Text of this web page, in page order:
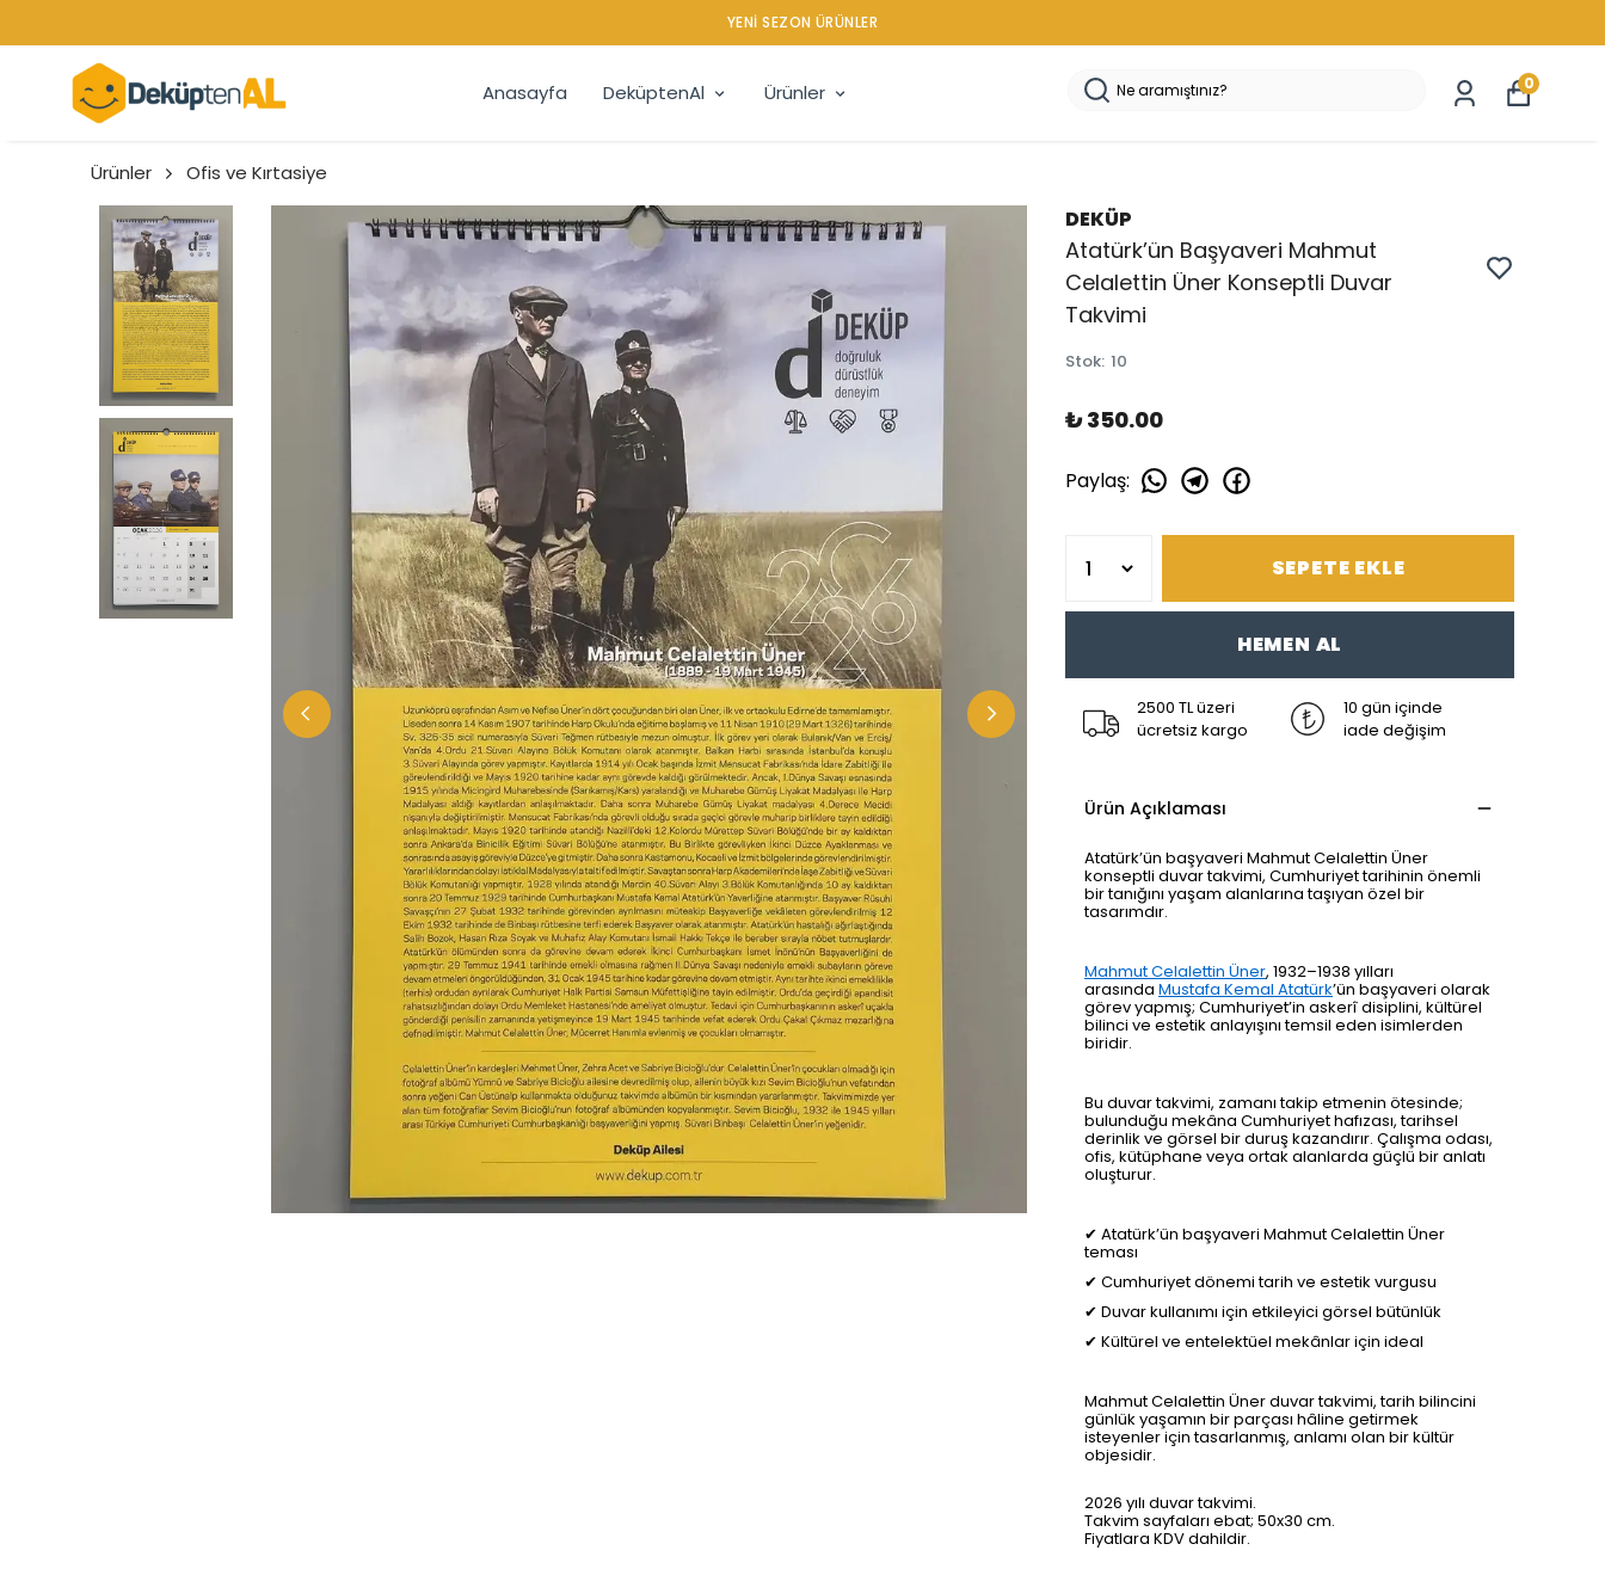
YENI SEZON ÜRÜNLER
Anasayfa DeküptenAl Ürünler 0
Ürünler Ofis ve Kırtasiye
DEKÜP
Atatürk’ün Başyaveri Mahmut
Celalettin Üner Konseptli Duvar
Takvimi
Stok: 10
₺ 350.00
Paylaş:
SEPETE EKLE
HEMEN AL
2500 TL üzeri
ücretsiz kargo
10 gün içinde
iade değişim
Ürün Açıklaması
Atatürk’ün başyaveri Mahmut Celalettin Üner
konseptli duvar takvimi, Cumhuriyet tarihinin önemli
bir tanığını yaşam alanlarına taşıyan özel bir
tasarımdır.
Mahmut Celalettin Üner, 1932–1938 yılları
arasında Mustafa Kemal Atatürk’ün başyaveri olarak
görev yapmış; Cumhuriyet’in askerî disiplini, kültürel
bilinci ve estetik anlayışını temsil eden isimlerden
biridir.
Bu duvar takvimi, zamanı takip etmenin ötesinde;
bulunduğu mekâna Cumhuriyet hafızası, tarihsel
derinlik ve görsel bir duruş kazandırır. Çalışma odası,
ofis, kütüphane veya ortak alanlarda güçlü bir anlatı
oluşturur.
✔ Atatürk’ün başyaveri Mahmut Celalettin Üner
teması
✔ Cumhuriyet dönemi tarih ve estetik vurgusu
✔ Duvar kullanımı için etkileyici görsel bütünlük
✔ Kültürel ve entelektüel mekânlar için ideal
Mahmut Celalettin Üner duvar takvimi, tarih bilincini
günlük yaşamın bir parçası hâline getirmek
isteyenler için tasarlanmış, anlamı olan bir kültür
objesidir.
2026 yılı duvar takvimi.
Takvim sayfaları ebat; 50x30 cm.
Fiyatlara KDV dahildir.